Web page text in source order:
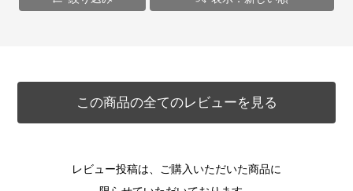
この商品の全てのレビューを見る
レビュー投稿は、ご購入いただいた商品に